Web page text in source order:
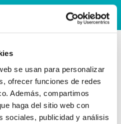
se usan para personalizar
ofrecer funciones de redes
Además, compartimos
haga del sitio web con
sociales, publicidad y análisis